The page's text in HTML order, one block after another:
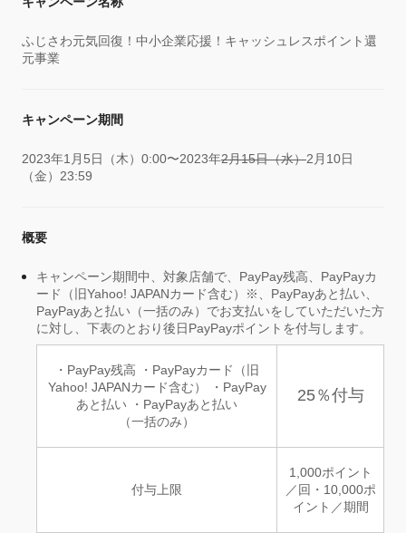
ふじさわ元気回復！中小企業応援！キャッシュレスポイント還
元事業
キャンペーン期間
2023年1月5日（木）0:00〜2023年2月15日（水）2月10日
（金）23:59
概要
キャンペーン期間中、対象店舗で、PayPay残高、PayPayカ
ード（旧Yahoo! JAPANカード含む）※、PayPayあと払い、
PayPayあと払い（一括のみ）でお支払いをしていただいた方
に対し、下表のとおり後日PayPayポイントを付与します。
・PayPay残高 ・PayPayカード（旧
Yahoo! JAPANカード含む） ・PayPay
あと払い ・PayPayあと払い
（一括のみ）
25％付与
付与上限
1,000ポイント
／回・10,000ポ
イント／期間